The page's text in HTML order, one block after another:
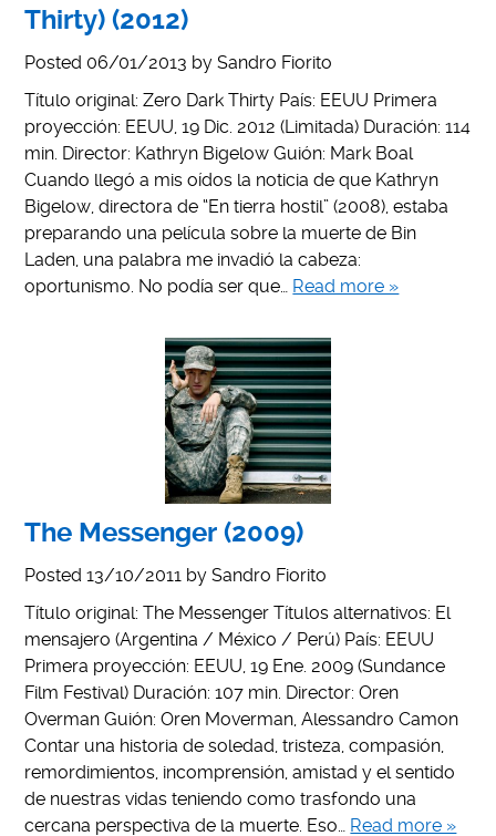
Thirty) (2012)
Posted 06/01/2013 bySandro Fiorito
Título original: Zero Dark Thirty País: EEUU Primera
proyección: EEUU, 19 Dic. 2012 (Limitada) Duración: 114
min. Director: Kathryn Bigelow Guión: Mark Boal
Cuando llegó a mis oídos la noticia de que Kathryn
Bigelow, directora de “En tierra hostil” (2008), estaba
preparando una película sobre la muerte de Bin
Laden, una palabra me invadió la cabeza:
oportunismo. No podía ser que… Read more »
The Messenger (2009)
Posted13/10/2011 bySandro Fiorito
Título original: The Messenger Títulos alternativos: El
mensajero (Argentina / México / Perú) País: EEUU
Primera proyección: EEUU, 19 Ene. 2009 (Sundance
Film Festival) Duración: 107 min. Director: Oren
Overman Guión: Oren Moverman, Alessandro Camon
Contar una historia de soledad, tristeza, compasión,
remordimientos, incomprensión, amistad y el sentido
de nuestras vidas teniendo como trasfondo una
cercana perspectiva de la muerte. Eso… Read more »